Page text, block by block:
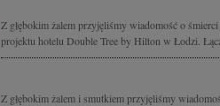
Z głębokim żalem przyjęliśmy wiadomość o
projektu hotelu Double Tree by Hilton w Łodzi.
Z głębokim żalem i smutkiem przyjęliśmy